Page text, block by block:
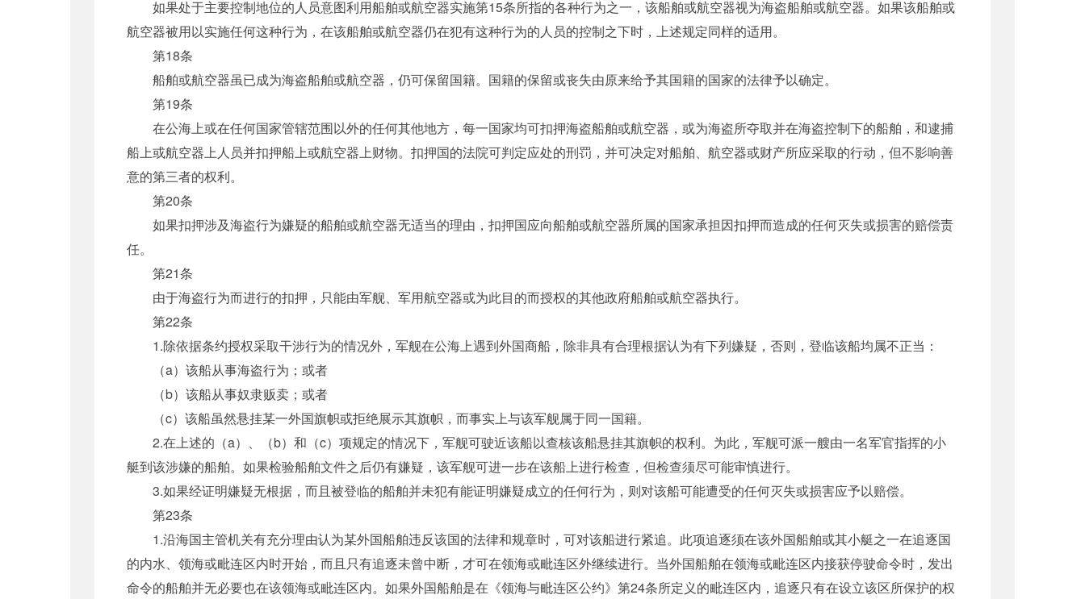
如果处于主要控制地位的人员意图利用船舶或航空器实施第15条所指的各种行为之一，该船舶或航空器视为海盗船舶或航空器。如果该船舶或
航空器被用以实施任何这种行为，在该船舶或航空器仍在犯有这种行为的人员的控制之下时，上述规定同样的适用。
第18条
船舶或航空器虽已成为海盗船舶或航空器，仍可保留国籍。国籍的保留或丧失由原来给予其国籍的国家的法律予以确定。
第19条
在公海上或在任何国家管辖范围以外的任何其他地方，每一国家均可扣押海盗船舶或航空器，或为海盗所夺取并在海盗控制下的船舶，和逮捕
船上或航空器上人员并扣押船上或航空器上财物。扣押国的法院可判定应处的刑罚，并可决定对船舶、航空器或财产所应采取的行动，但不影响善
意的第三者的权利。
第20条
如果扣押涉及海盗行为嫌疑的船舶或航空器无适当的理由，扣押国应向船舶或航空器所属的国家承担因扣押而造成的任何灭失或损害的赔偿责
任。
第21条
由于海盗行为而进行的扣押，只能由军舰、军用航空器或为此目的而授权的其他政府船舶或航空器执行。
第22条
1.除依据条约授权采取干涉行为的情况外，军舰在公海上遇到外国商船，除非具有合理根据认为有下列嫌疑，否则，登临该船均属不正当：
（a）该船从事海盗行为；或者
（b）该船从事奴隶贩卖；或者
（c）该船虽然悬挂某一外国旗帜或拒绝展示其旗帜，而事实上与该军舰属于同一国籍。
2.在上述的（a）、（b）和（c）项规定的情况下，军舰可驶近该船以查核该船悬挂其旗帜的权利。为此，军舰可派一艘由一名军官指挥的小
艇到该涉嫌的船舶。如果检验船舶文件之后仍有嫌疑，该军舰可进一步在该船上进行检查，但检查须尽可能审慎进行。
3.如果经证明嫌疑无根据，而且被登临的船舶并未犯有能证明嫌疑成立的任何行为，则对该船可能遭受的任何灭失或损害应予以赔偿。
第23条
1.沿海国主管机关有充分理由认为某外国船舶违反该国的法律和规章时，可对该船进行紧追。此项追逐须在该外国船舶或其小艇之一在追逐国
的内水、领海或毗连区内时开始，而且只有追逐未曾中断，才可在领海或毗连区外继续进行。当外国船舶在领海或毗连区内接获停驶命令时，发出
命令的船舶并无必要也在该领海或毗连区内。如果外国船舶是在《领海与毗连区公约》第24条所定义的毗连区内，追逐只有在设立该区所保护的权